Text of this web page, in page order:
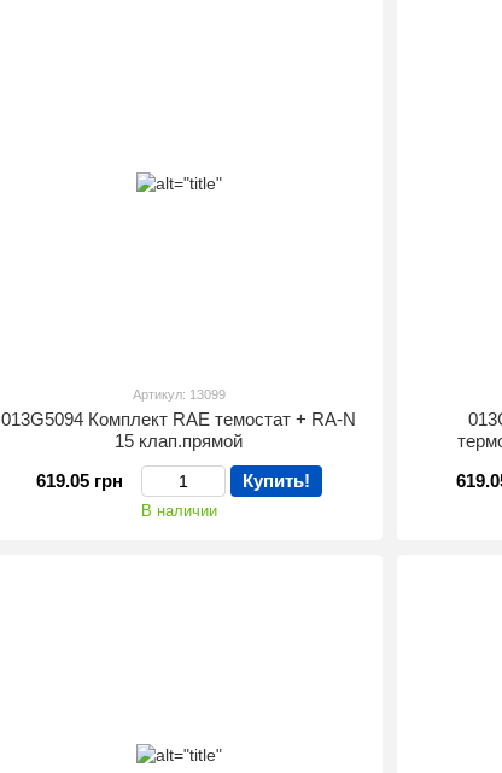
Артикул: 13099
013G5094 Комплект RAE темостат + RA-N
15 клап.прямой
619.05 грн
Купить!
В наличии